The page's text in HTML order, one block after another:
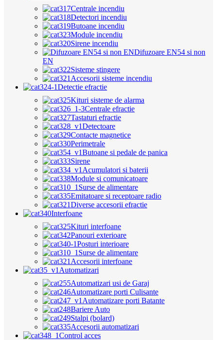
Centrale incendiu
Detectori incendiu
Butoane incendiu
Module incendiu
Sirene incendiu
Difuzoare EN54 si non
EN
Sisteme stingere
Accesorii sisteme incendiu
Detectie efractie
Kituri sisteme de alarma
Centrale efractie
Tastaturi efractie
Detectoare
Contacte magnetice
Perimetrale
Butoane si pedale de panica
Sirene
Acumulatori si baterii
Module si comunicatoare
Surse de alimentare
Emitatoare si receptoare radio
Diverse accesorii efractie
Interfoane
Kituri interfoane
Panouri exterioare
Posturi interioare
Surse de alimentare
Accesorii interfoane
Automatizari
Automatizari usi de Garaj
Automatizare porti Culisante
Automatizare porti Batante
Bariere Auto
Stalpi (bolard)
Accesorii automatizari
Control acces